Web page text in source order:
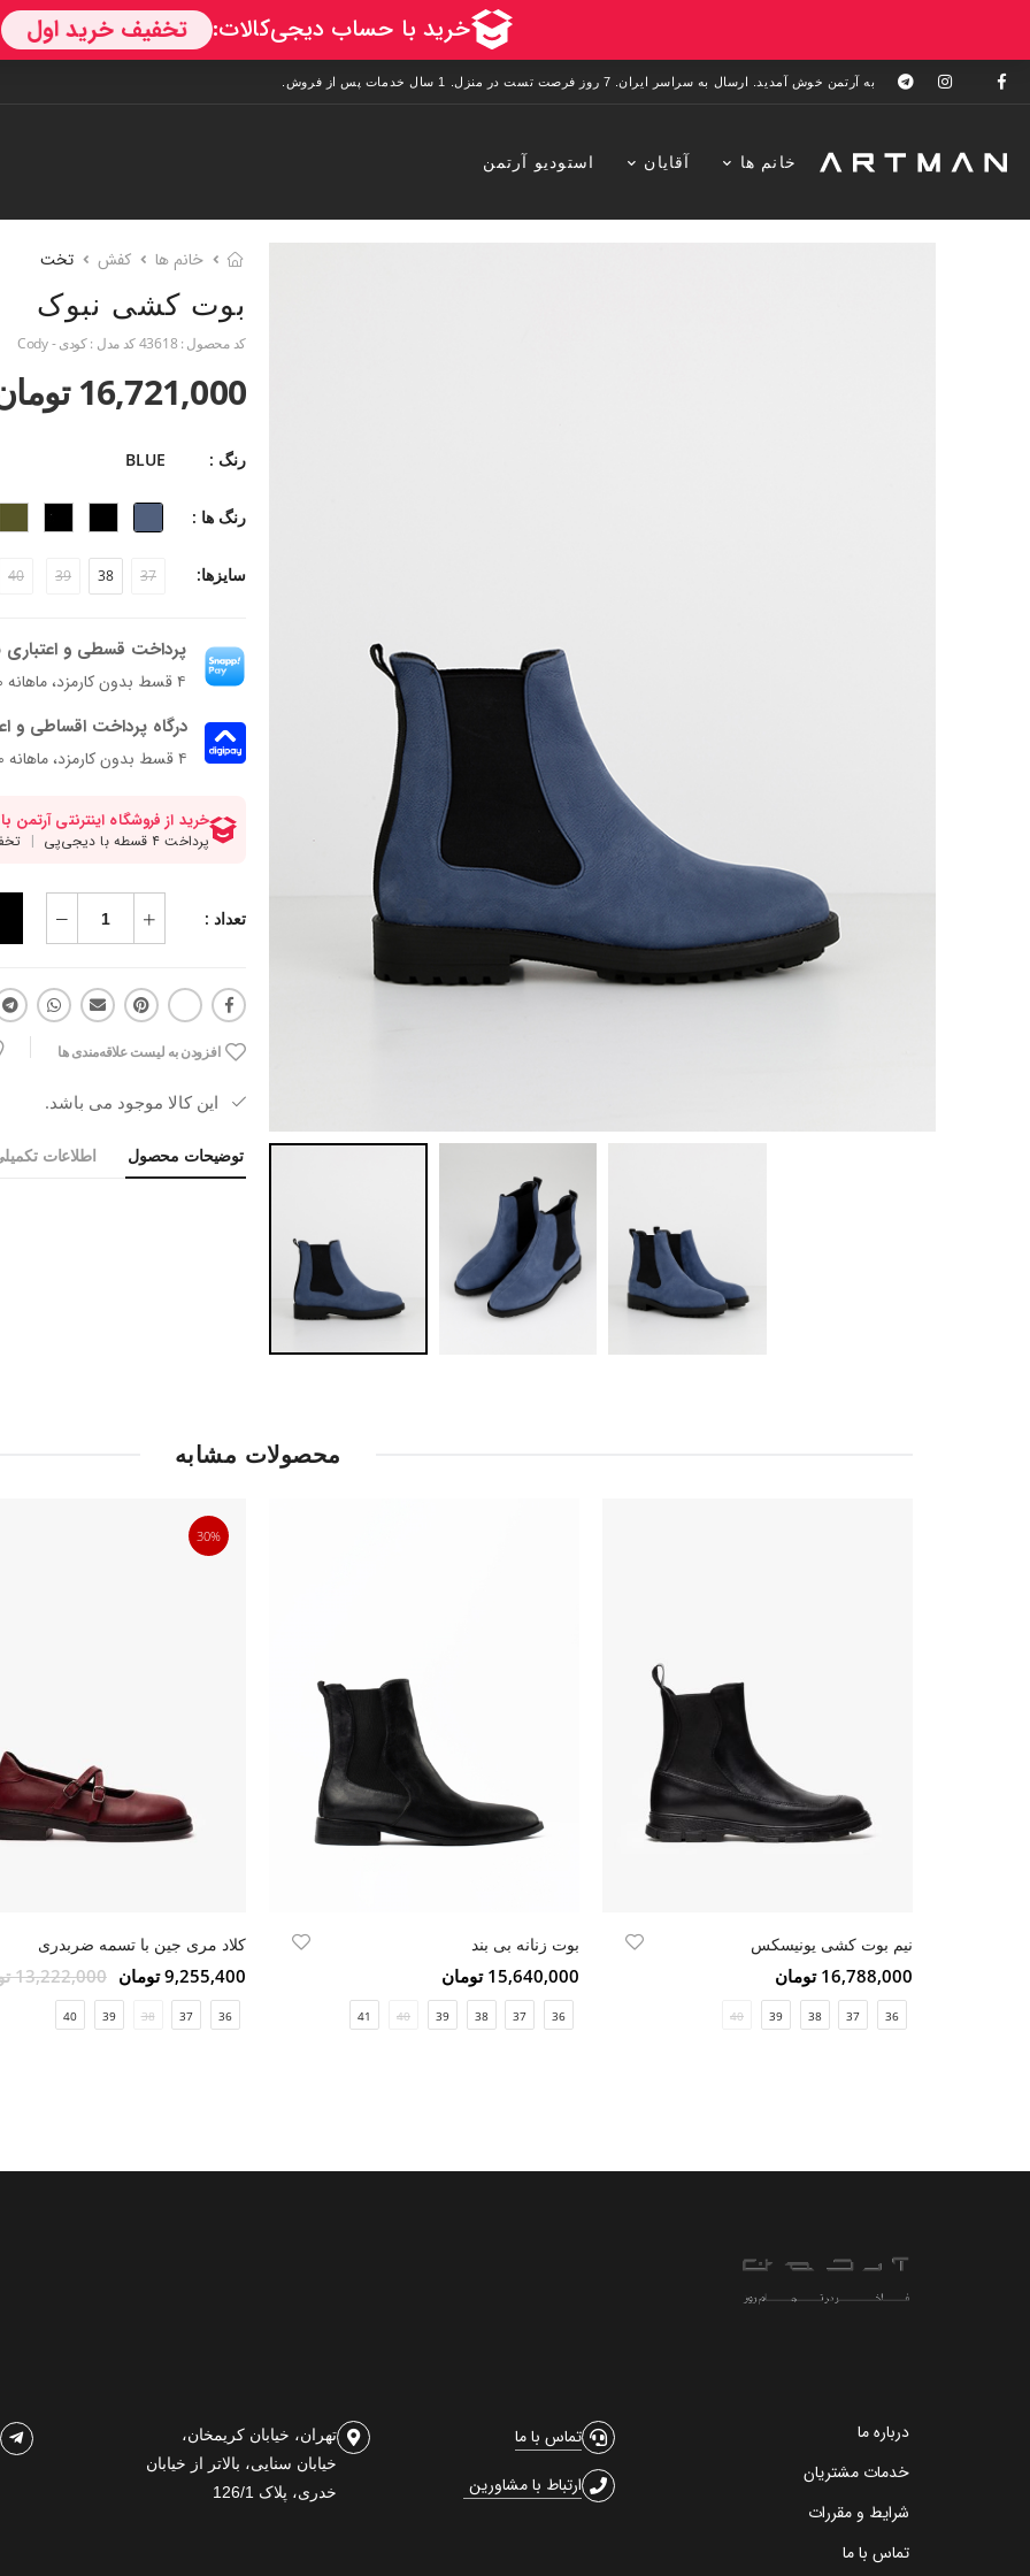
به آرتمن خوش آمدید. ارسال به سراسر ایران. 7 روز فرصت تست در منزل. 1 سال خدمات پس از فروش.
خانم ها آقایان استودیو آرتمن
خانم ها کفش تخت
بوت کشی نبوک
کد محصول : 43618کد مدل :کودی - Cody
16,721,000 تومان
رنگ : BLUE
رنگ ها :
سایزها: 37
38
39
40
پرداخت قسطی و اعتباری
۴ قسط بدون کارمزد، ماهانه ۴٬۱۸۰٬۲۵۰ تومان
درگاه پرداخت اقساطی و
۴ قسط بدون کارمزد، ماهانه 4,180,250 تومان
تعداد :
افزودن به لیست علاقه‌مندی ها
این کالا موجود می باشد.
توضیحات محصول اطلاعات
محصولات مشابه
نیم بوت کشی یونیسکس
16,788,000 تومان
36
37
38
39
40
بوت زنانه بی بند
15,640,000 تومان
36
37
38
39
40
41
30%
کلاد مری جین با تسمه ضربدری
9,255,400 تومان 13,222,000 تومان
36
37
38
39
40
درباره ما
خدمات مشتریان
شرایط و مقررات
تماس با ما
تماس با ما
ارتباط با مشاورین
تهران، خیابان کریمخان،
خیابان سنایی، بالاتر از خیابان
خدری، پلاک 126/1